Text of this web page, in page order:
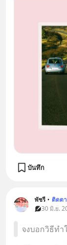
บันทึก
พัชรี • ติดต
30 มิ.ย.
จงบอกวิธีท